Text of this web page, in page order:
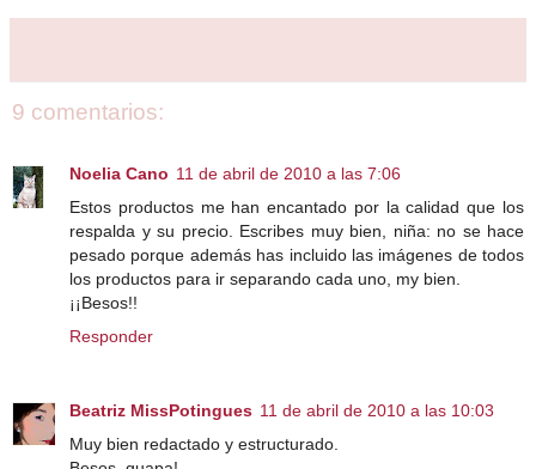
9 comentarios:
Noelia Cano 11 de abril de 2010 a las 7:06
Estos productos me han encantado por la calidad que los
respalda y su precio. Escribes muy bien, niña: no se hace
pesado porque además has incluido las imágenes de todos
los productos para ir separando cada uno, my bien.
¡¡Besos!!
Responder
Beatriz MissPotingues 11 de abril de 2010 a las 10:03
Muy bien redactado y estructurado.